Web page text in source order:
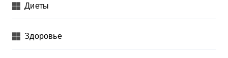
Диеты
Здоровье